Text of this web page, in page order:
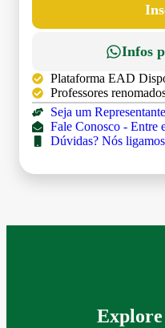
Infos
Plataforma EAD
Professores
Seja um
Fale Conosco - Entre
Dúvidas? Nós
Explore